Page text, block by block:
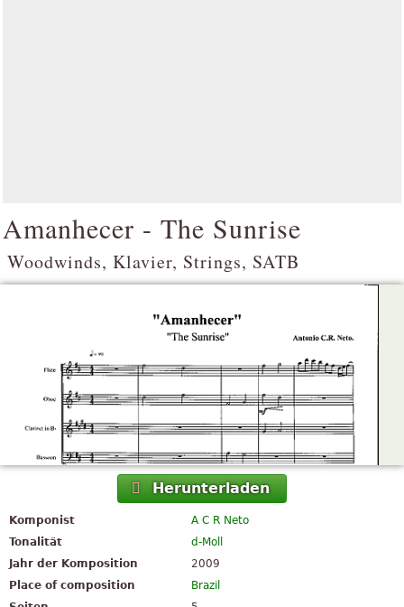
Amanhecer - The Sunrise
Woodwinds, Klavier, Strings, SATB
Herunterladen
Komponist
A C R Neto
Tonalität
d-Moll
Jahr der Komposition
2009
Place of composition
Brazil